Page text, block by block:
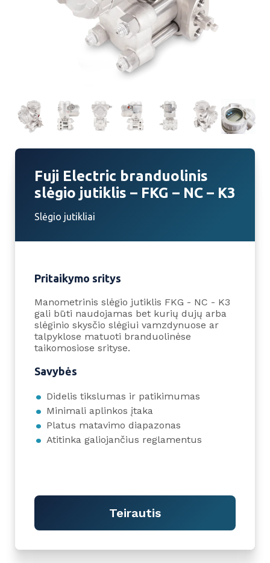
Fuji Electric branduolinis
slėgio jutiklis – FKG – NC – K3
Slėgio jutikliai
Pritaikymo sritys
Manometrinis slėgio jutiklis FKG - NC - K3
gali būti naudojamas bet kurių dujų arba
slėginio skysčio slėgiui vamzdynuose ar
talpyklose matuoti branduolinėse
taikomosiose srityse.
Savybės
Didelis tikslumas ir patikimumas
Minimali aplinkos įtaka
Platus matavimo diapazonas
Atitinka galiojančius reglamentus
Teirautis